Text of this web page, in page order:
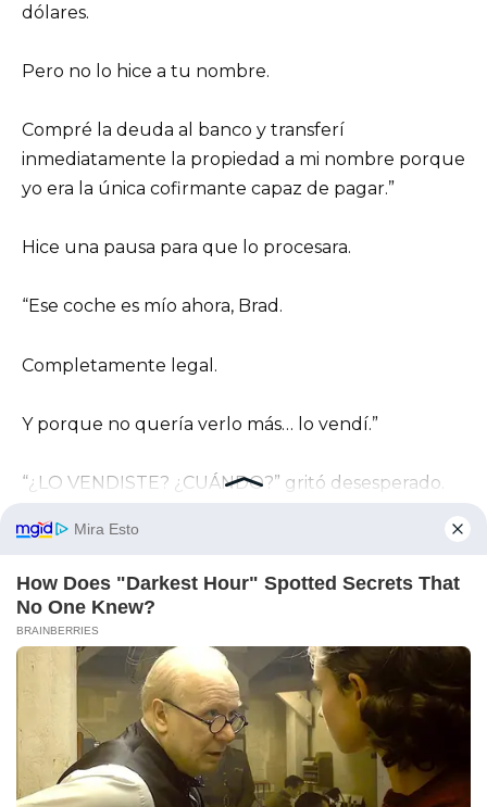
dólares.
Pero no lo hice a tu nombre.
Compré la deuda al banco y transferí
inmediatamente la propiedad a mi nombre porque
yo era la única cofirmante capaz de pagar.”
Hice una pausa para que lo procesara.
“Ese coche es mío ahora, Brad.
Completamente legal.
Y porque no quería verlo más… lo vendí.”
“¿LO VENDISTE? ¿CUÁNDO?” gritó desesperado.
“Esta mañana. A las 6 a.m.
A un concesionario de autos usados en los
suburbios por una miseria.
El dinero de la venta cubre los tres años de
alquiler que me debes.
Estamos a mano.”